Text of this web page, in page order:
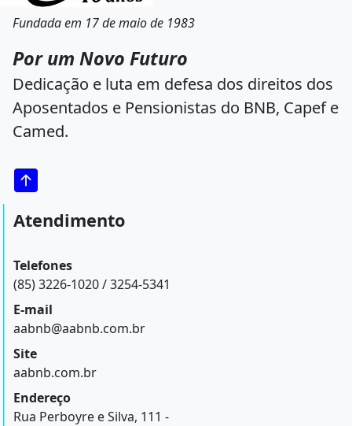
Fundada em 17 de maio de 1983
Por um Novo Futuro
Dedicação e luta em defesa dos direitos dos
Aposentados e Pensionistas do BNB, Capef e
Camed.
Atendimento
Telefones
(85) 3226-1020 / 3254-5341
E-mail
aabnb@aabnb.com.br
Site
aabnb.com.br
Endereço
Rua Perboyre e Silva, 111 -